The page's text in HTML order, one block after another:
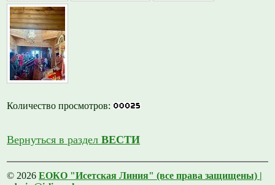
Количество просмотров:
Вернуться в разделВЕСТИ
© 2026ЕОКО "Исетская Линия" (все права защищены) |